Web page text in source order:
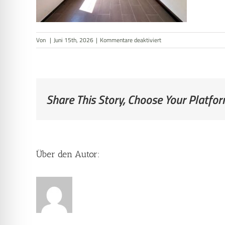
Von | Juni 15th, 2026 | Kommentare deaktiviertfür
Kinderzimmer
Share This Story, Choose Your
Über den Autor: